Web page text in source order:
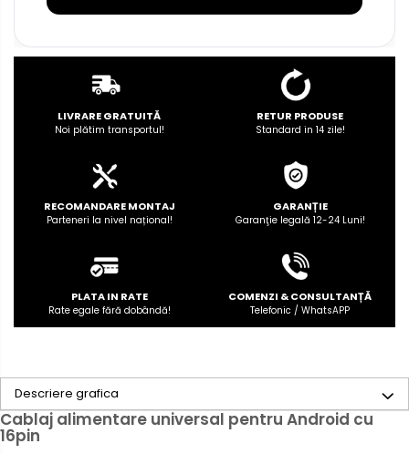
LIVRARE GRATUITĂ
Noi plătim transportul!
RETUR PRODUSE
Standard in 14 zile!
RECOMANDARE MONTAJ
Parteneri la nivel național!
GARANȚIE
Garanţie legală 12-24 Luni!
PLATA IN RATE
Rate egale fără dobândă!
COMENZI & CONSULTANȚĂ
Telefonic / WhatsAPP
Descriere grafica
Cablaj alimentare universal pentru Android cu
16pin